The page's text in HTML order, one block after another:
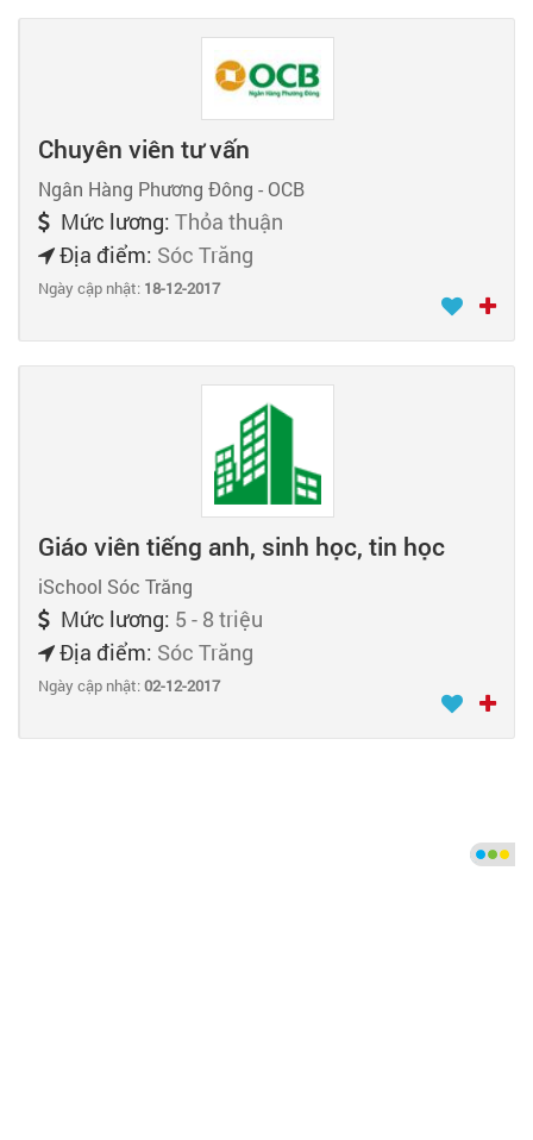
Chuyên viên tư vấn
Ngân Hàng Phương Đông - OCB
Mức lương: Thỏa thuận
Địa điểm: Sóc Trăng
Ngày cập nhật: 18-12-2017
Giáo viên tiếng anh, sinh học, tin học
iSchool Sóc Trăng
Mức lương: 5 - 8 triệu
Địa điểm: Sóc Trăng
Ngày cập nhật:02-12-2017